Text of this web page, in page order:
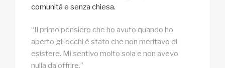
comunità e senza chiesa.
“Il primo pensiero che ho avuto quando ho
aperto gli occhi è stato che non meritavo di
esistere. Mi sentivo molto sola e non avevo
nulla da offrire.”